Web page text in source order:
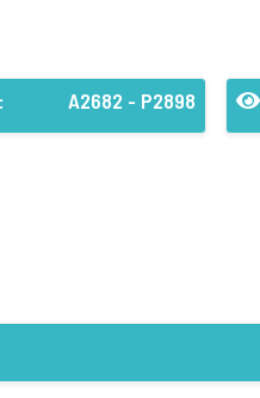
A2682 - P2898